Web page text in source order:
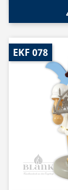
EKF 078